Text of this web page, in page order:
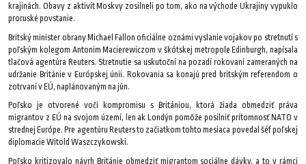
krajinách. Obavy z aktivít Moskvy zosilneli po tom, ako na východe Ukrajiny vypuklo
proruské povstanie.
Britský minister obrany Michael Fallon oficiálne oznámi vyslanie vojakov po stretnutí s
poľským kolegom Antonim Macierewiczom v škótskej metropole Edinburgh, napísala
tlačová agentúra Reuters. Stretnutie sa uskutoční na pozadí rokovaní zameraných na
udržanie Británie v Európskej únii. Rokovania sa konajú pred britským referendom o
zotrvaní v EÚ, naplánovaným na jún.
Poľsko je otvorené voči kompromisu s Britániou, ktorá žiada obmedziť práva
migrantov z EÚ na svojom území, len ak Londýn pomôže posilniť prítomnosť NATO v
strednej Európe. Pre agentúru Reuters to začiatkom tohto mesiaca povedal šéf poľskej
diplomacie Witold Waszczykowski.
Poľsko kritizovalo návrh Británie obmedziť migrantom sociálne dávky, a to v rámci